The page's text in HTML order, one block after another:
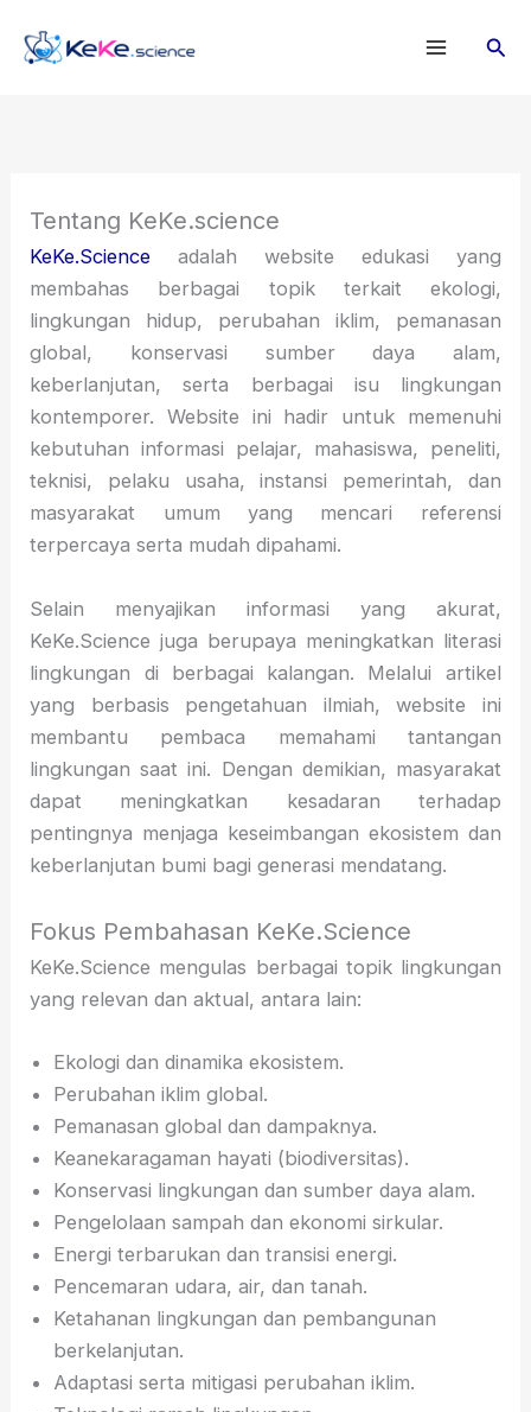
Cari
Tentang KeKe.science
KeKe.Scienceadalah website edukasi yang
membahas berbagai topik terkait ekologi,
lingkungan hidup, perubahan iklim, pemanasan
global, konservasi sumber daya alam,
keberlanjutan, serta berbagai isu lingkungan
kontemporer. Website ini hadir untuk memenuhi
kebutuhan informasi pelajar, mahasiswa, peneliti,
teknisi, pelaku usaha, instansi pemerintah, dan
masyarakat umum yang mencari referensi
terpercaya serta mudah dipahami.
Selain menyajikan informasi yang akurat,
KeKe.Science juga berupaya meningkatkan literasi
lingkungan di berbagai kalangan. Melalui artikel
yang berbasis pengetahuan ilmiah, website ini
membantu pembaca memahami tantangan
lingkungan saat ini. Dengan demikian, masyarakat
dapat meningkatkan kesadaran terhadap
pentingnya menjaga keseimbangan ekosistem dan
keberlanjutan bumi bagi generasi mendatang.
Fokus Pembahasan KeKe.Science
KeKe.Science mengulas berbagai topik lingkungan
yang relevan dan aktual, antara lain:
Ekologi dan dinamika ekosistem.
Perubahan iklim global.
Pemanasan global dan dampaknya.
Keanekaragaman hayati (biodiversitas).
Konservasi lingkungan dan sumber daya alam.
Pengelolaan sampah dan ekonomi sirkular.
Energi terbarukan dan transisi energi.
Pencemaran udara, air, dan tanah.
Ketahanan lingkungan dan pembangunan
berkelanjutan.
Adaptasi serta mitigasi perubahan iklim.